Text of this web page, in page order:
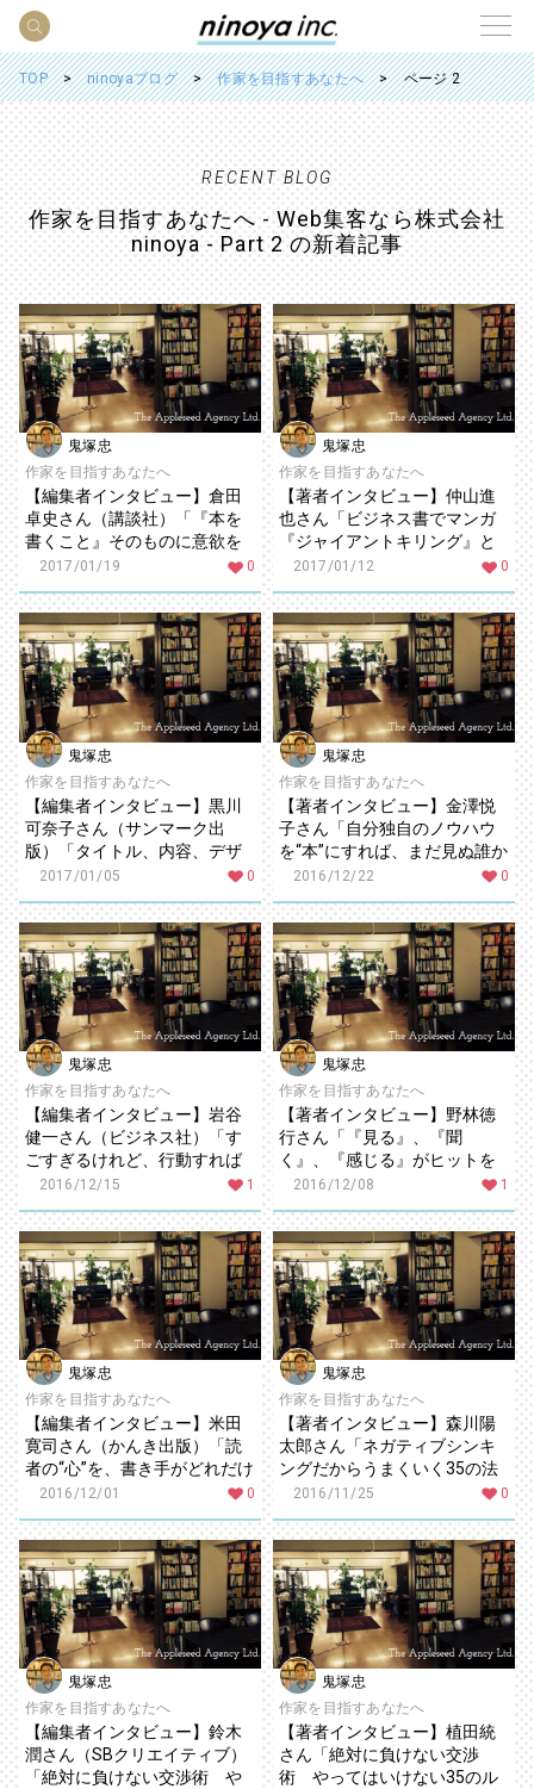
TOP ninoyaブログ 作家を目指すあなたへ ページ 2
RECENT BLOG
作家を目指すあなたへ - Web集客なら株式会社
ninoya - Part 2 の新着記事
鬼塚忠
2017/01/19
作家を目指すあなたへ
【編集者インタビュー】倉田
卓史さん（講談社）「『本を
書くこと』そのものに意欲を
燃やしている人と一緒に本を
つくりたい」
0
鬼塚忠
2017/01/12
作家を目指すあなたへ
【著者インタビュー】仲山進
也さん「ビジネス書でマンガ
『ジャイアントキリング』と
コラボした理由」
0
鬼塚忠
2017/01/05
作家を目指すあなたへ
【編集者インタビュー】黒川
可奈子さん（サンマーク出
版）「タイトル、内容、デザ
イン……本づくりのすべてを“読
0
鬼塚忠
2016/12/22
作家を目指すあなたへ
【著者インタビュー】金澤悦
子さん「自分独自のノウハウ
を“本”にすれば、まだ見ぬ誰か
の役に立てる！」
0
鬼塚忠
2016/12/15
作家を目指すあなたへ
【編集者インタビュー】岩谷
健一さん（ビジネス社）「す
ごすぎるけれど、行動すれば
誰でもできるマーケティング1
鬼塚忠
2016/12/08
作家を目指すあなたへ
【著者インタビュー】野林徳
行さん「『見る』、『聞
く』、『感じる』がヒットを
出し続ける秘訣！」
1
鬼塚忠
2016/12/01
作家を目指すあなたへ
【編集者インタビュー】米田
寛司さん（かんき出版）「読
者の“心”を、書き手がどれだけ
つかめているかが大切」
0
鬼塚忠
2016/11/25
作家を目指すあなたへ
【著者インタビュー】森川陽
太郎さん「ネガティブシンキ
ングだからうまくいく35の法
則」
0
鬼塚忠
作家を目指すあなたへ
【編集者インタビュー】鈴木
潤さん（SBクリエイティブ）
「絶対に負けない交渉術 や
鬼塚忠
作家を目指すあなたへ
【著者インタビュー】植田統
さん「絶対に負けない交渉
術 やってはいけない35のル